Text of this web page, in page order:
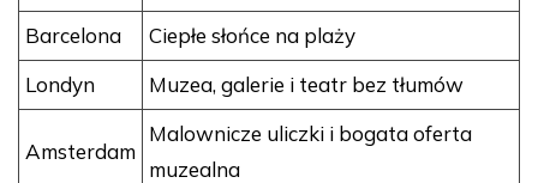
Barcelona
Ciepłe słońce na plaży
Londyn
Muzea, galerie i teatr bez tłumów
Amsterdam
Malownicze uliczki i bogata oferta
muzealna